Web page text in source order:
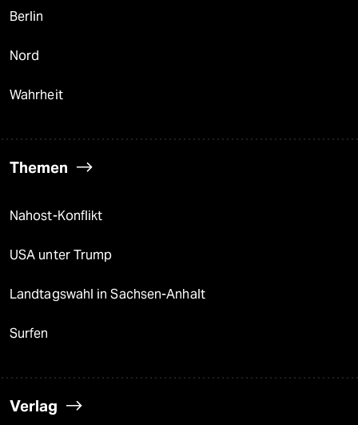
Berlin
Nord
Wahrheit
Themen
Nahost-Konflikt
USA unter Trump
Landtagswahl in Sachsen-Anhalt
Surfen
Verlag